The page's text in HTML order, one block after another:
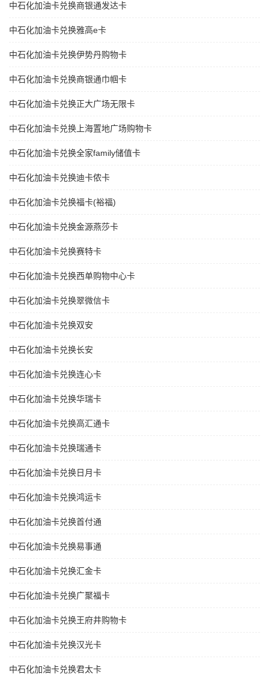
中石化加油卡兑换商银通发达卡
中石化加油卡兑换雅高e卡
中石化加油卡兑换伊势丹购物卡
中石化加油卡兑换商银通巾帼卡
中石化加油卡兑换正大广场无限卡
中石化加油卡兑换上海置地广场购物卡
中石化加油卡兑换全家family储值卡
中石化加油卡兑换迪卡侬卡
中石化加油卡兑换福卡(裕福)
中石化加油卡兑换金源燕莎卡
中石化加油卡兑换赛特卡
中石化加油卡兑换西单购物中心卡
中石化加油卡兑换翠微信卡
中石化加油卡兑换双安
中石化加油卡兑换长安
中石化加油卡兑换连心卡
中石化加油卡兑换华瑞卡
中石化加油卡兑换高汇通卡
中石化加油卡兑换瑞通卡
中石化加油卡兑换日月卡
中石化加油卡兑换鸿运卡
中石化加油卡兑换首付通
中石化加油卡兑换易事通
中石化加油卡兑换汇金卡
中石化加油卡兑换广聚福卡
中石化加油卡兑换王府井购物卡
中石化加油卡兑换汉光卡
中石化加油卡兑换君太卡